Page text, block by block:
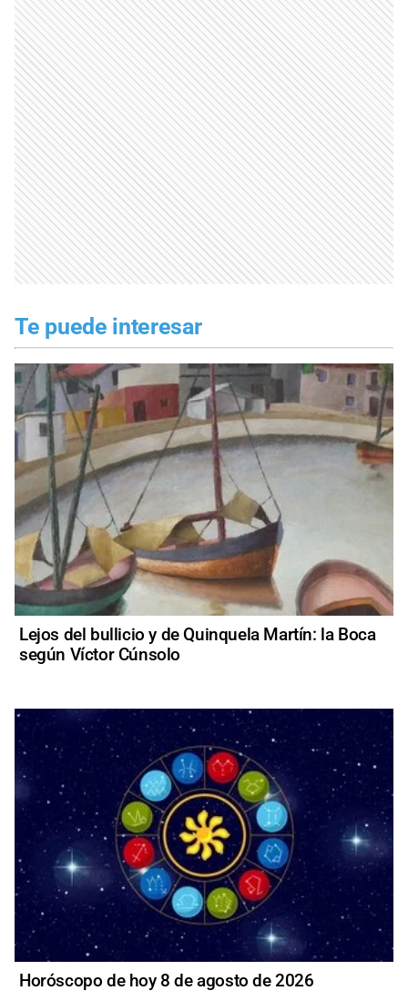
Te puede interesar
Lejos del bullicio y de Quinquela Martín: la Boca
según Víctor Cúnsolo
Horóscopo de hoy 8 de agosto de 2026